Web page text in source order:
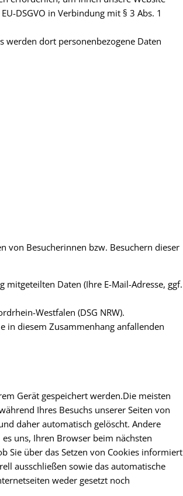
DSGVO in Verbindung mit § 3 Abs. 1
werden dort personenbezogene Daten
von Besucherinnen bzw. Besuchern dieser
Daten (Ihre E-Mail-Adresse, ggf.
Westfalen (DSG NRW).
in diesem Zusammenhang anfallenden
Gerät gespeichert werden.Die meisten
Ihres Besuchs unserer Seiten von
daher automatisch gelöscht. Andere
uns, Ihren Browser beim nächsten
Sie über das Setzen von Cookies informiert
ausschließen sowie das automatische
weder gesetzt noch